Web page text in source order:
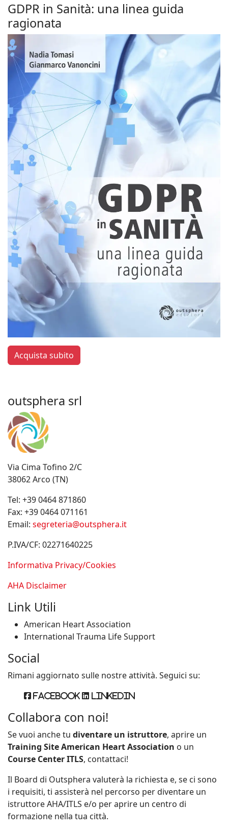
GDPR in Sanità: una linea guida
ragionata
Acquista subito
outsphera srl
Via Cima Tofino 2/C
38062 Arco (TN)
Tel: +39 0464 871860
Fax: +39 0464 071161
Email: segreteria@outsphera.it
P.IVA/CF: 02271640225
Informativa Privacy/Cookies
AHA Disclaimer
Link Utili
American Heart Association
International Trauma Life Support
Social
Rimani aggiornato sulle nostre attività. Seguici su:
Facebook Linkedin
Collabora con noi!
Se vuoi anche tu diventare un istruttore, aprire un
Training Site American Heart Association o un
Course Center ITLS, contattaci!
Il Board di Outsphera valuterà la richiesta e, se ci sono
i requisiti, ti assisterà nel percorso per diventare un
istruttore AHA/ITLS e/o per aprire un centro di
formazione nella tua città.